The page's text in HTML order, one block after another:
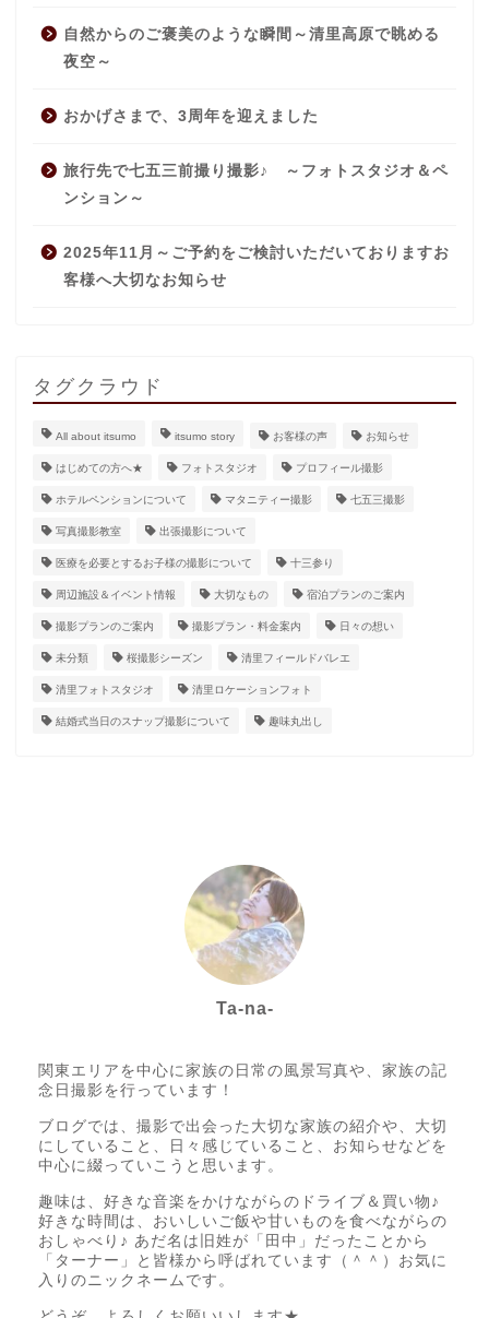
自然からのご褒美のような瞬間～清里高原で眺める
夜空～
おかげさまで、3周年を迎えました
旅行先で七五三前撮り撮影♪ ～フォトスタジオ＆ペ
ンション～
2025年11月～ご予約をご検討いただいておりますお
客様へ大切なお知らせ
タグクラウド
All about itsumo itsumo story お客様の声 お知らせ
はじめての方へ★ フォトスタジオ プロフィール撮影
ホテルペンションについて マタニティー撮影 七五三撮影
写真撮影教室 出張撮影について
医療を必要とするお子様の撮影について 十三参り
周辺施設＆イベント情報 大切なもの 宿泊プランのご案内
撮影プランのご案内 撮影プラン・料金案内 日々の想い
未分類 桜撮影シーズン 清里フィールドバレエ
清里フォトスタジオ 清里ロケーションフォト
結婚式当日のスナップ撮影について 趣味丸出し
Ta-na-
関東エリアを中心に家族の日常の風景写真や、家族の記
念日撮影を行っています！
ブログでは、撮影で出会った大切な家族の紹介や、大切
にしていること、日々感じていること、お知らせなどを
中心に綴っていこうと思います。
趣味は、好きな音楽をかけながらのドライブ＆買い物♪
好きな時間は、おいしいご飯や甘いものを食べながらの
おしゃべり♪ あだ名は旧姓が「田中」だったことから
「ターナー」と皆様から呼ばれています（＾＾）お気に
入りのニックネームです。